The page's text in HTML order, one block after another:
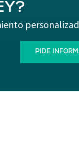
PIDE